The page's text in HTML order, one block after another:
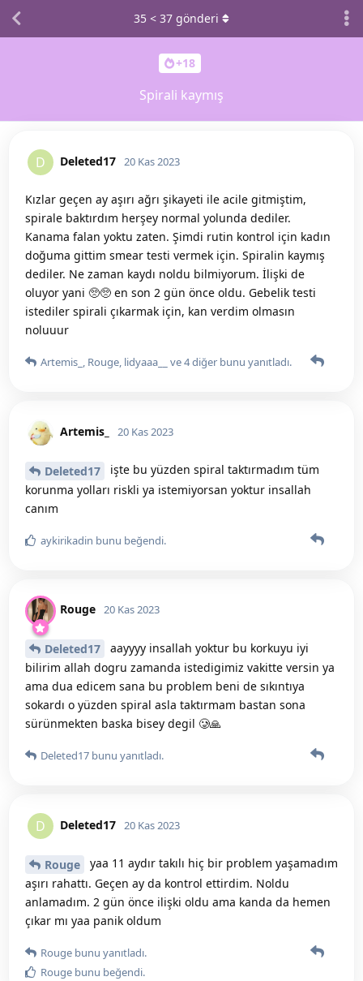
+18
Spirali kaymış
35 < 37 gönderi
D Deleted17 20 Kas 2023
Kızlar geçen ay aşırı ağrı şikayeti ile acile gitmiştim,
spirale baktırdım herşey normal yolunda dediler.
Kanama falan yoktu zaten. Şimdi rutin kontrol için kadın
doğuma gittim smear testi vermek için. Spiralin kaymış
dediler. Ne zaman kaydı noldu bilmiyorum. İlişki de
oluyor yani 🥺🥺 en son 2 gün önce oldu. Gebelik testi
istediler spirali çıkarmak için, kan verdim olmasın
noluuur
Artemis_ , Rouge, lidyaaa__ ve4diğer bunu yanıtladı.
Artemis_ 20 Kas 2023
Deleted17
işte bu yüzden spiral taktırmadım tüm
korunma yolları riskli ya istemiyorsan yoktur insallah
canım
aykirikadin bunu beğendi.
Rouge 20 Kas 2023
Deleted17
aayyyy insallah yoktur bu korkuyu iyi
bilirim allah dogru zamanda istedigimiz vakitte versin ya
ama dua edicem sana bu problem beni de sıkıntıya
sokardı o yüzden spiral asla taktırmam bastan sona
sürünmekten baska bisey degil 🥲🙏
Deleted17 bunu yanıtladı.
D Deleted17 20 Kas 2023
Rouge
yaa 11 aydır takılı hiç bir problem yaşamadım
aşırı rahattı. Geçen ay da kontrol ettirdim. Noldu
anlamadım. 2 gün önce ilişki oldu ama kanda da hemen
çıkar mı yaa panik oldum
Rouge bunu yanıtladı.
Rouge bunu beğendi.